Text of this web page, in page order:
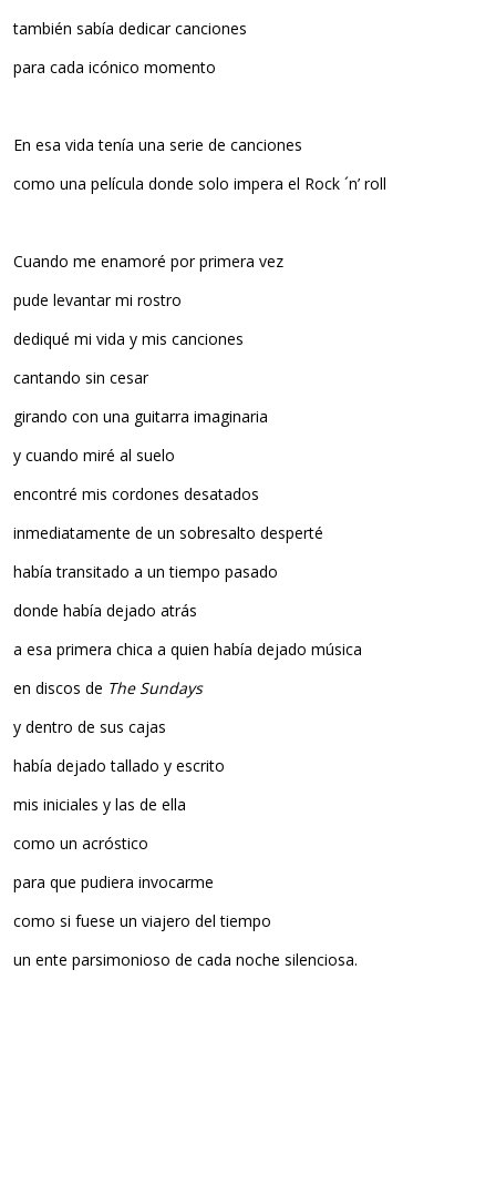
también sabía dedicar canciones
para cada icónico momento
En esa vida tenía una serie de canciones
como una película donde solo impera el Rock ´n’ roll
Cuando me enamoré por primera vez
pude levantar mi rostro
dediqué mi vida y mis canciones
cantando sin cesar
girando con una guitarra imaginaria
y cuando miré al suelo
encontré mis cordones desatados
inmediatamente de un sobresalto desperté
había transitado a un tiempo pasado
donde había dejado atrás
a esa primera chica a quien había dejado música
en discos de The Sundays
y dentro de sus cajas
había dejado tallado y escrito
mis iniciales y las de ella
como un acróstico
para que pudiera invocarme
como si fuese un viajero del tiempo
un ente parsimonioso de cada noche silenciosa.